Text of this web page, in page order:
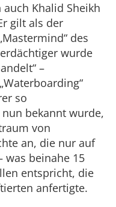
Khalid Sheikh
gilt als der
des
wurde
–
so
nun bekannt wurde,
von
an, die nur auf
was beinahe 15
entspricht, die
anfertigte.